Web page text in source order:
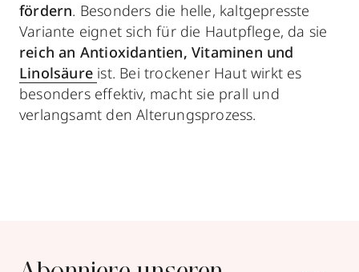
fördern. Besonders die helle, kaltgepresste
Variante eignet sich für die Hautpflege, da sie
reich an Antioxidantien, Vitaminen und
Linolsäure ist. Bei trockener Haut wirkt es
besonders effektiv, macht sie prall und
verlangsamt den Alterungsprozess.